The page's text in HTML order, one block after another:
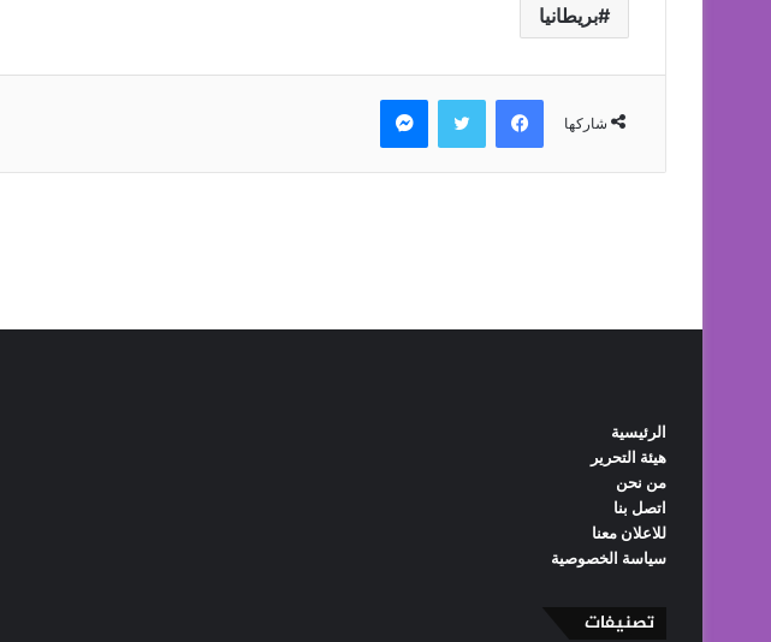
الرئيسية
هيئة التحرير
من نحن
اتصل بنا
للاعلان معنا
سياسة الخصوصية
تصنيفات